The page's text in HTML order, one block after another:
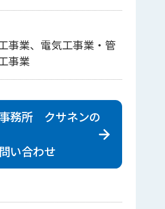
事業、電気工事業・管
事業
務所 クサネンの
い合わせ